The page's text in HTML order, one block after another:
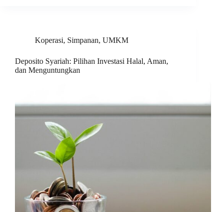
Koperasi, Simpanan, UMKM
Deposito Syariah: Pilihan Investasi Halal, Aman,
dan Menguntungkan